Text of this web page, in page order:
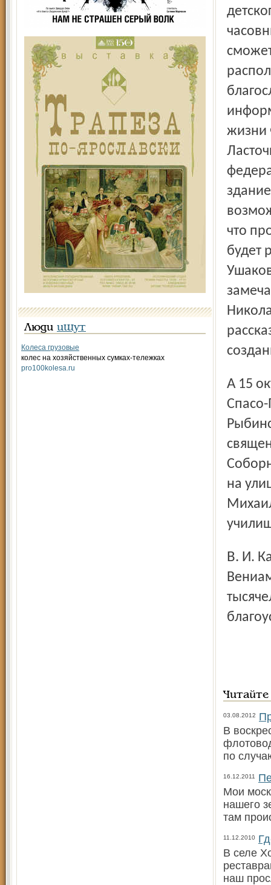
Люди ищут
Колеса грузовые
колес на хозяйственных сумках-тележках
pro100kolesa.ru
жизни
что
будет
А 15 октября по уже сложившейся традиции в Рыбинском
на
В. И. Калашникова, из рук рыбин­ского епископа
03.08.2012
В
по
16.12.2011
Мои
нашего
там
11.12.2010
В селе
наш